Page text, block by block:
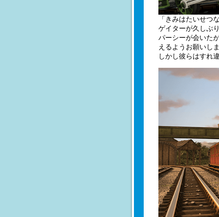
「きみはたいせつ
ゲイターが久しぶ
パーシーが会いた
えるようお願いし
しかし彼らはすれ